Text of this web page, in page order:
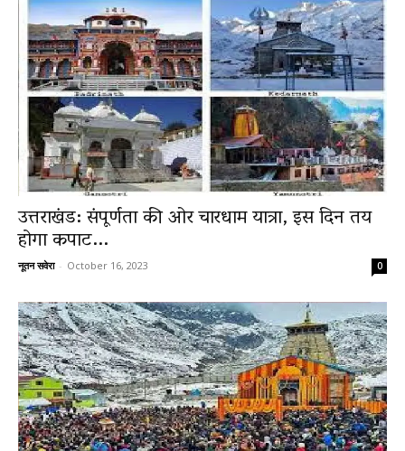
उत्तराखंड: संपूर्णता की ओर चारधाम यात्रा, इस दिन तय
होगा कपाट...
नूतन सवेरा - October 16, 2023 0